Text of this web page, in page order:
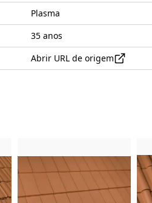
Plasma
35 anos
Abrir URL de origem
Produto Imagem do